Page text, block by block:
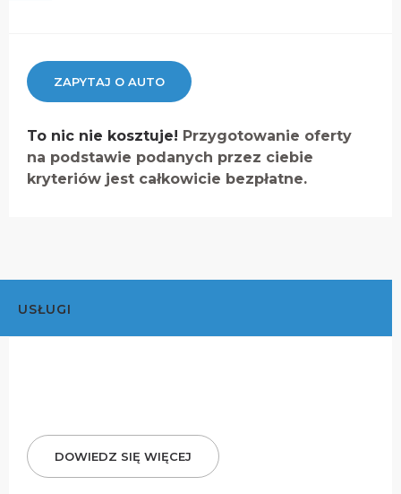
ZAPYTAJ O AUTO
To nic nie kosztuje! Przygotowanie oferty
na podstawie podanych przez ciebie
kryteriów jest całkowicie bezpłatne.
USŁUGI
DOWIEDZ SIĘ WIĘCEJ